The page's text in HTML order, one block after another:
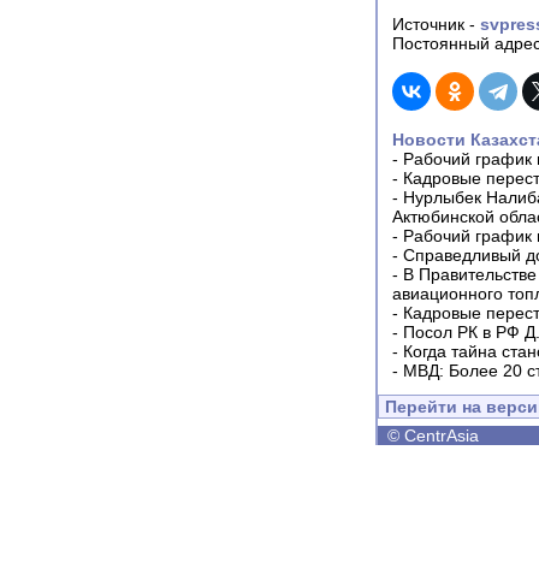
Источник -
Постоянный
Новости
- Рабочий график
- Кадровые
- Нурлыбек
Актюбинской
- Рабочий график
- Справедливый
- В
авиационного
- Кадровые
- Посол РК в РФ
- Когда тайна
- МВД: Более 20
Перейти на
© CentrAsia